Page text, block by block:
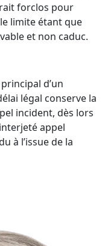
forclos pour
limite étant que
et non caduc.
d’un
légal conserve la
incident, dès lors
appel
à l’issue de la